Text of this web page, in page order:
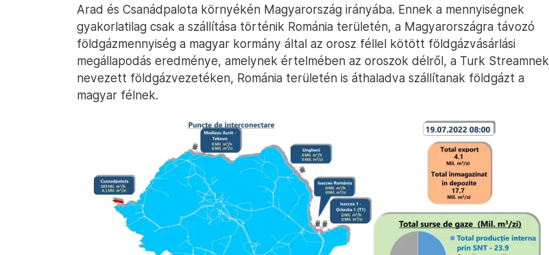
Arad és Csanádpalota környékén Magyarország irányába. Ennek a mennyiségnek
gyakorlatilag csak a szállítása történik Románia területén, a Magyarországra távozó
földgázmennyiség a magyar kormány által az orosz féllel kötött földgázvásárlási
megállapodás eredménye, amelynek értelmében az oroszok délről, a Turk Streamnek
nevezett földgázvezetéken, Románia területén is áthaladva szállítanak földgázt a
magyar félnek.